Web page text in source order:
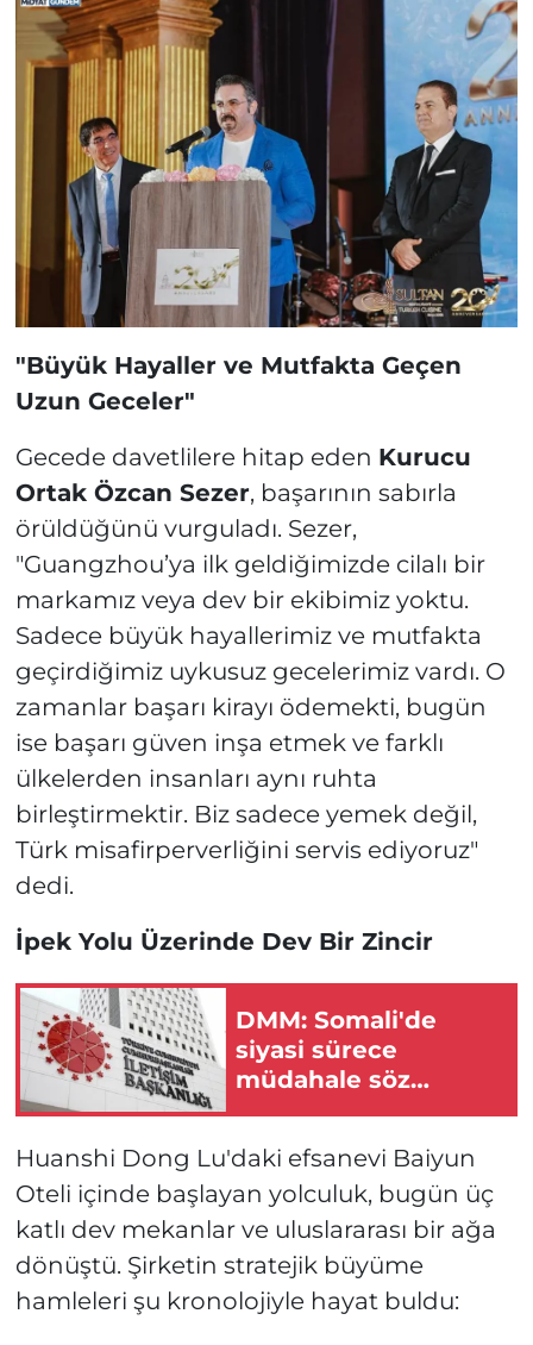
"Büyük Hayaller ve Mutfakta Geçen
Uzun Geceler"
Gecede davetlilere hitap eden Kurucu
Ortak Özcan Sezer, başarının sabırla
örüldüğünü vurguladı. Sezer,
"Guangzhou’ya ilk geldiğimizde cilalı bir
markamız veya dev bir ekibimiz yoktu.
Sadece büyük hayallerimiz ve mutfakta
geçirdiğimiz uykusuz gecelerimiz vardı. O
zamanlar başarı kirayı ödemekti, bugün
ise başarı güven inşa etmek ve farklı
ülkelerden insanları aynı ruhta
birleştirmektir. Biz sadece yemek değil,
Türk misafirperverliğini servis ediyoruz"
dedi.
İpek Yolu Üzerinde Dev Bir Zincir
DMM: Somali'de
siyasi sürece
müdahale söz
Huanshi Dong Lu'daki efsanevi Baiyun
Oteli içinde başlayan yolculuk, bugün üç
katlı dev mekanlar ve uluslararası bir ağa
dönüştü. Şirketin stratejik büyüme
hamleleri şu kronolojiyle hayat buldu: